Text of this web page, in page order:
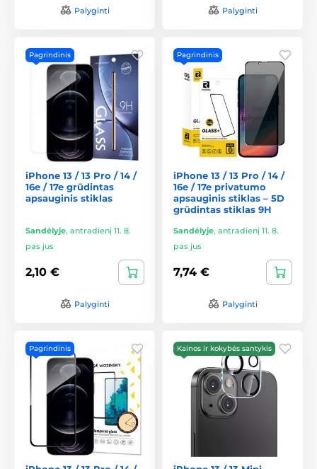
Palyginti Palyginti
Pagrindinis
iPhone 13 / 13 Pro / 14 /
16e / 17e grūdintas
apsauginis stiklas
Sandėlyje, antradienį 11. 8.
pas jus
2,10 €
Palyginti
Pagrindinis
iPhone 13 / 13 Pro / 14 /
16e / 17e privatumo
apsauginis stiklas – 5D
grūdintas stiklas 9H
Sandėlyje, antradienį 11. 8.
pas jus
7,74 €
Palyginti
Pagrindinis Kainos ir kokybės santykis